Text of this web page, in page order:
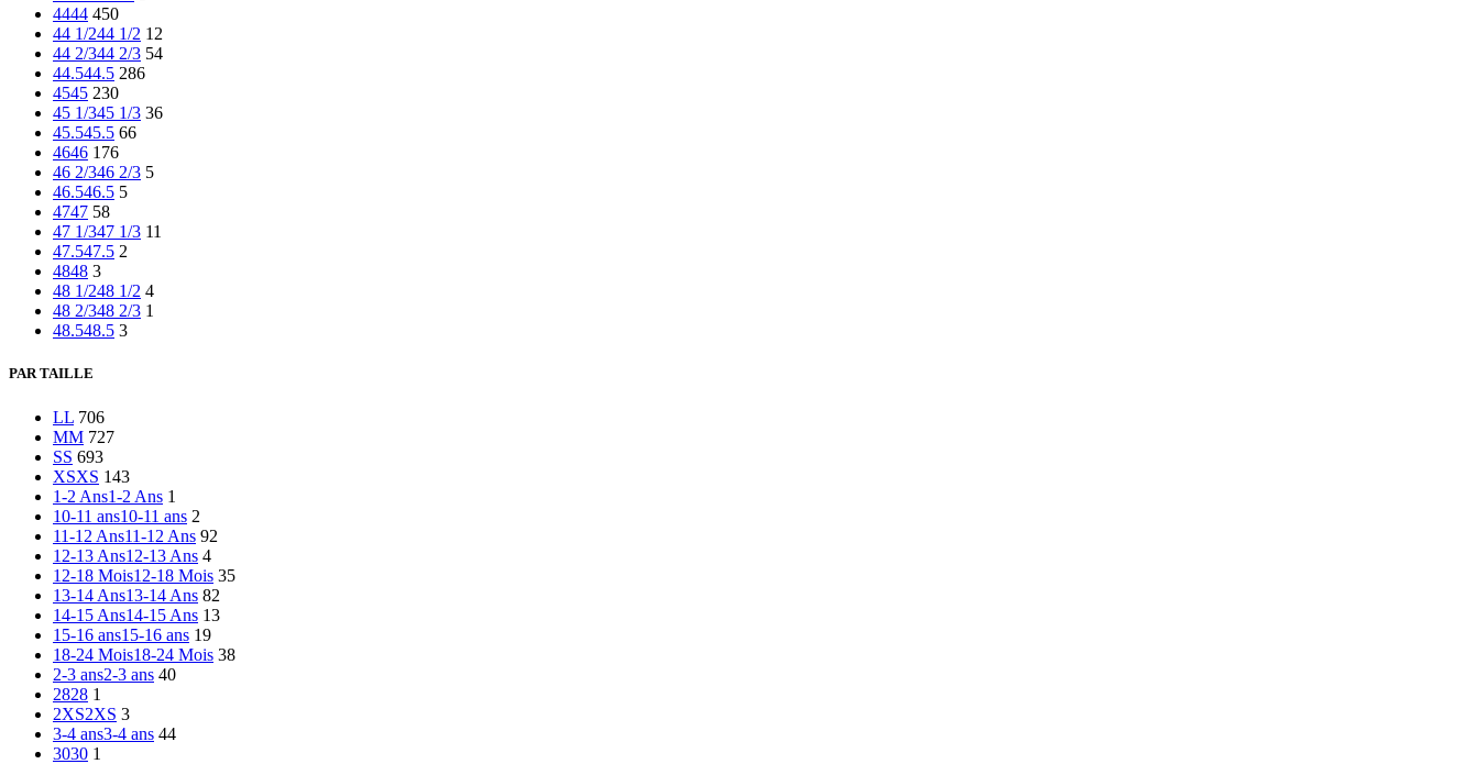
4444 450
44 1/244 1/2 12
44 2/344 2/3 54
44.544.5 286
4545 230
45 1/345 1/3 36
45.545.5 66
4646 176
46 2/346 2/3 5
46.546.5 5
4747 58
47 1/347 1/3 11
47.547.5 2
4848 3
48 1/248 1/2 4
48 2/348 2/3 1
48.548.5 3
PAR TAILLE
LL 706
MM 727
SS 693
XSXS 143
1-2 Ans1-2 Ans 1
10-11 ans10-11 ans 2
11-12 Ans11-12 Ans 92
12-13 Ans12-13 Ans 4
12-18 Mois12-18 Mois 35
13-14 Ans13-14 Ans 82
14-15 Ans14-15 Ans 13
15-16 ans15-16 ans 19
18-24 Mois18-24 Mois 38
2-3 ans2-3 ans 40
2828 1
2XS2XS 3
3-4 ans3-4 ans 44
3030 1